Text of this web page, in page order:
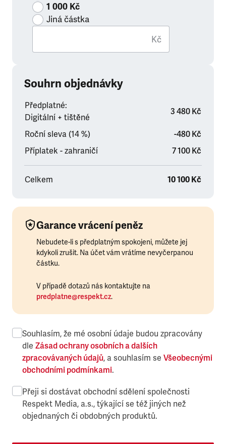
1 000 Kč
Jiná částka
Kč
Souhrn objednávky
Předplatné:
Digitální + tištěné
3 480 Kč
Roční sleva (14 %)
-480 Kč
Příplatek - zahraničí
7 100 Kč
Celkem 10 100 Kč
Garance vrácení peněz
Nebudete-li s předplatným spokojeni, můžete jej
kdykoli zrušit. Na účet vám vrátíme nevyčerpanou
částku.
V případě dotazů nás kontaktujte na
predplatne@respekt.cz.
Souhlasím, že mé osobní údaje budou zpracovány
dle Zásad ochrany osobních a dalších
zpracovávaných údajů, a souhlasím se Všeobecnými
obchodními podmínkami.
Přeji si dostávat obchodní sdělení společnosti
Respekt Media, a.s., týkající se též jiných než
objednaných či obdobných produktů.